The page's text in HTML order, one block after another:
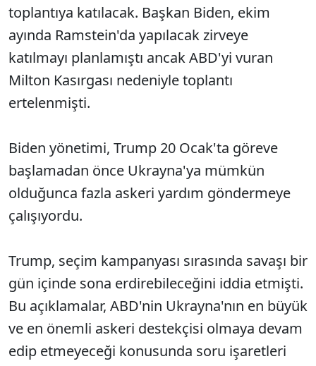
toplantıya katılacak. Başkan Biden, ekim
ayında Ramstein'da yapılacak zirveye
katılmayı planlamıştı ancak ABD'yi vuran
Milton Kasırgası nedeniyle toplantı
ertelenmişti.
Biden yönetimi, Trump 20 Ocak'ta göreve
başlamadan önce Ukrayna'ya mümkün
olduğunca fazla askeri yardım göndermeye
çalışıyordu.
Trump, seçim kampanyası sırasında savaşı bir
gün içinde sona erdirebileceğini iddia etmişti.
Bu açıklamalar, ABD'nin Ukrayna'nın en büyük
ve en önemli askeri destekçisi olmaya devam
edip etmeyeceği konusunda soru işaretleri